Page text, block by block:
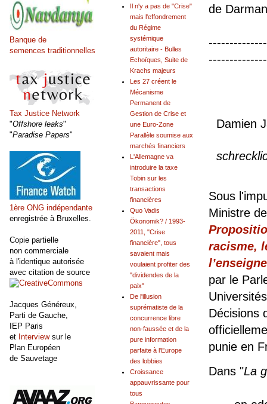
de
Damien
Sous
Ministre
racisme,
par le
Décisions
punie en
Dans "La
Il n'y a pas de "Crise"
mais l'effondrement
du Régime
systémique
autoritaire - Bulles
Echoïques, Suite de
Krachs majeurs
Les 27 créent le
Mécanisme
Permanent de
Gestion de Crise et
une Euro-Zone
Parallèle soumise aux
marchés financiers
L'Allemagne va
introduire la taxe
Tobin sur les
transactions
financières
Quo Vadis
Ökonomik? / 1993-
2011, "Crise
financière", tous
savaient mais
voulaient profiter des
"dividendes de la
paix"
De l'illusion
suprématiste de la
concurrence libre
non-faussée et de la
pure information
parfaite à l'Europe
des lobbies
Croissance
appauvrissante pour
tous
Banque de
semences traditionnelles
Tax Justice Network
"Offshore leaks"
"Paradise Papers"
1ère ONG indépendante
enregistrée à Bruxelles.
Copie partielle
non commerciale
à l'identique autorisée
avec citation de source
Jacques Généreux,
Parti de Gauche,
IEP Paris
et Interviewsur le
Plan Européen
de Sauvetage